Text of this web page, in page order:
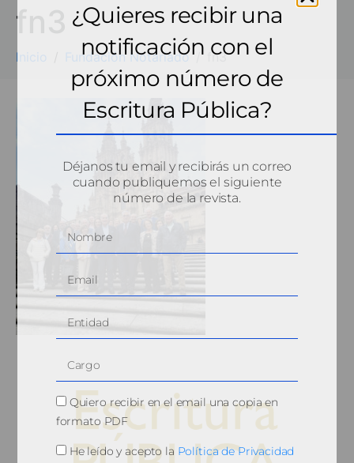
fn3
Inicio Fundación Notariado fn3
¿Quieres recibir una
notificación con el
próximo número de
Escritura Pública?
Déjanos tu email y recibirás un correo
cuando publiquemos el siguiente
número de la revista.
Quiero recibir en el email una copia en
formato PDF
He leído y acepto la Política de Privacidad